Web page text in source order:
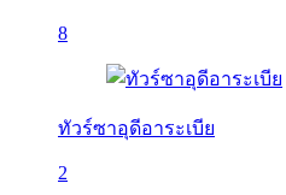
8
ทัวร์ซาอุดีอาระเบีย
2